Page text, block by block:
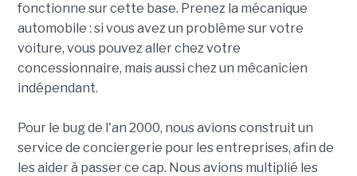
fonctionne sur cette base. Prenez la mécanique
automobile : si vous avez un problème sur votre
voiture, vous pouvez aller chez votre
concessionnaire, mais aussi chez un mécanicien
indépendant.
Pour le bug de l'an 2000, nous avions construit un
service de conciergerie pour les entreprises, afin de
les aider à passer ce cap. Nous avions multiplié les